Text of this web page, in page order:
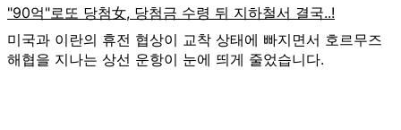
미국과 이란의 휴전 협상이 교착 상태에 빠지면서 호르무즈
해협을 지나는 상선 운항이 눈에 띄게 줄었습니다.